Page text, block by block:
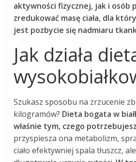
aktywności fizycznej, jak i osób
zredukować masę ciała, dla
jest pozbycie się nadmiaru
Jak działa
Szukasz sposobu na zrzucenie
kilogramów? Dieta bogata w
właśnie tym, czego
przyspiesza ona metabolizm,
ciało efektywniej spala tłuszcz,